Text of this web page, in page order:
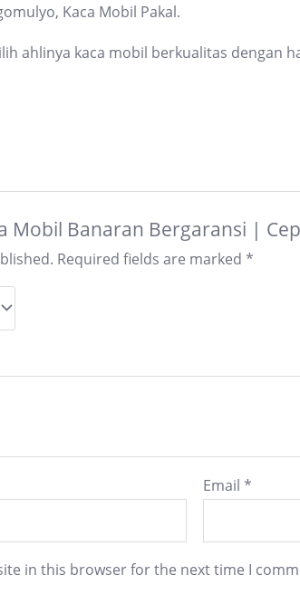
Kaca Mobil Pakal.
ahlinya kaca mobil berkualitas dengan
Mobil Banaran Bergaransi |
Required fields are marked *
Email *
in this browser for the next time I